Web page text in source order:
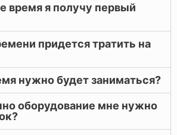
время я получу первый
придется тратить на
нужно будет заниматься?
оборудование мне нужно